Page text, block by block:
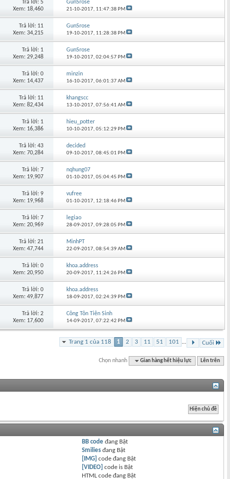
Trả lời: 5
Xem: 18,460
GunSrose
21-10-2017, 11:47:38 PM
Trả lời: 11
Xem: 34,215
GunSrose
19-10-2017, 11:28:38 PM
Trả lời: 1
Xem: 29,248
GunSrose
19-10-2017,02:04:57 PM
Trả lời: 0
Xem: 14,437
minzin
16-10-2017,06:01:37 AM
Trả lời: 11
Xem: 82,434
khangscc
13-10-2017,07:56:41 AM
Trả lời: 1
Xem: 16,386
hieu_potter
10-10-2017,05:12:29 PM
Trả lời: 43
Xem: 70,284
decided
09-10-2017,08:45:01 PM
Trả lời: 7
Xem: 19,907
nqhung07
01-10-2017,05:04:45 PM
Trả lời: 9
Xem: 19,968
vufree
01-10-2017, 12:18:46 PM
Trả lời: 7
Xem: 20,969
legiao
28-09-2017,09:28:05 PM
Trả lời: 21
Xem: 47,744
MinhPT
22-09-2017,08:54:39 AM
Trả lời: 0
Xem: 20,950
khoa.address
20-09-2017, 11:24:26 PM
Trả lời: 0
Xem: 49,877
khoa.address
18-09-2017,02:24:39 PM
Trả lời: 2
Xem: 17,600
Công Tôn Tiên Sinh
14-09-2017,07:22:42 PM
Trang 1 của 118 1 2 3 11 51 101 ... Cuối
Chọn nhanh Gian hàng hết hiệu lực Lên trên
BB code đang Bật
Smilies đang Bật
[IMG] code đang Bật
[VIDEO] code is Bật
HTML code đang Bật